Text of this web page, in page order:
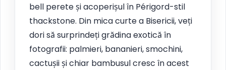
bell perete și acoperișul în Périgord-stil
thackstone. Din mica curte a Bisericii, veți
dori să surprindeți grădina exotică în
fotografii: palmieri, bananieri, smochini,
cactușii și chiar bambusul cresc în acest